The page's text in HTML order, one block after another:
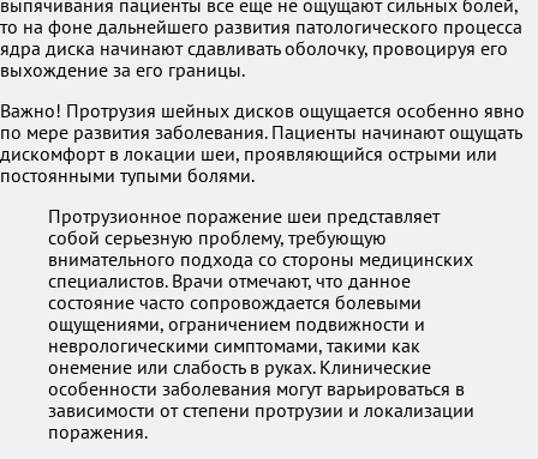
выпячивания пациенты все еще не ощущают сильных болей,
то на фоне дальнейшего развития патологического процесса
ядра диска начинают сдавливать оболочку, провоцируя его
выхождение за его границы.
Важно! Протрузия шейных дисков ощущается особенно явно
по мере развития заболевания. Пациенты начинают ощущать
дискомфорт в локации шеи, проявляющийся острыми или
постоянными тупыми болями.
Протрузионное поражение шеи представляет
собой серьезную проблему, требующую
внимательного подхода со стороны медицинских
специалистов. Врачи отмечают, что данное
состояние часто сопровождается болевыми
ощущениями, ограничением подвижности и
неврологическими симптомами, такими как
онемение или слабость в руках. Клинические
особенности заболевания могут варьироваться в
зависимости от степени протрузии и локализации
поражения.